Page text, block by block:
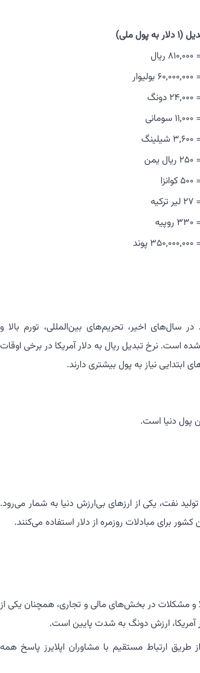
(۱ دلار به پول ملی)
سال‌های اخیر، تحریم‌های بین‌المللی، تورم بالا و
نرخ تبدیل ریال به دلار آمریکا در برخی اوقات
ابتدایی نیاز به پول بیشتری دارند.
نفت، یکی از ارزهای بی‌ارزش دنیا به شمار می‌رود.
برای مبادلات روزمره از دلار استفاده می‌کنند.
و مشکلات در بخش‌های مالی و تجاری، همچنان یکی از
آمریکا، ارزش دونگ به شدت پایین است.
طریق ارتباط مستقیم با مشاوران اپلایرز پاسخ همه